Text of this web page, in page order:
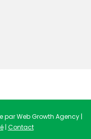
par Web Growth Agency |
| Contact